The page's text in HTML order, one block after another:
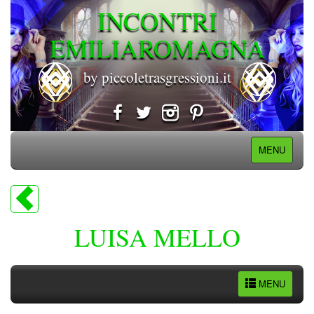
INCONTRI
EMILIAROMAGNA
by piccoletrasgressioni.it
MENU
LUISA MELLO
MENU